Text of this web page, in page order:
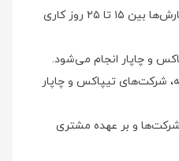
زمان آماده‌سازی و ارسال سفارش‌ها بین ۱۵ تا ۲۵ روز کاری
و چاپار انجام می‌شود.
شرکت‌های تیپاکس و چاپار
شرکت‌ها و بر عهده مشتری